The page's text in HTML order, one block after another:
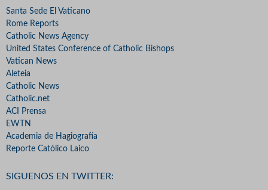
Santa Sede El Vaticano
Rome Reports
Catholic News Agency
United States Conference of Catholic Bishops
Vatican News
Aleteia
Catholic News
Catholic.net
ACI Prensa
EWTN
Academia de Hagiografía
Reporte Católico Laico
SIGUENOS EN TWITTER: